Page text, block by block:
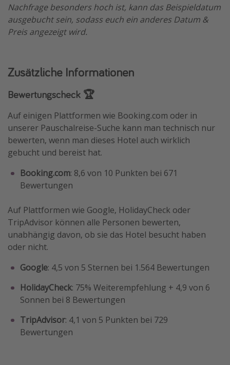
Nachfrage besonders hoch ist, kann das Beispieldatum
ausgebucht sein, sodass euch ein anderes Datum &
Preis angezeigt wird.
Zusätzliche Informationen
Bewertungscheck 🏆
Auf einigen Plattformen wie Booking.com oder in
unserer Pauschalreise-Suche kann man technisch nur
bewerten, wenn man dieses Hotel auch wirklich
gebucht und bereist hat.
Booking.com: 8,6 von 10 Punkten bei 671
Bewertungen
Auf Plattformen wie Google, HolidayCheck oder
TripAdvisor können alle Personen bewerten,
unabhängig davon, ob sie das Hotel besucht haben
oder nicht.
Google: 4,5 von 5 Sternen bei 1.564 Bewertungen
HolidayCheck: 75% Weiterempfehlung + 4,9 von 6
Sonnen bei 8 Bewertungen
TripAdvisor: 4,1 von 5 Punkten bei 729
Bewertungen